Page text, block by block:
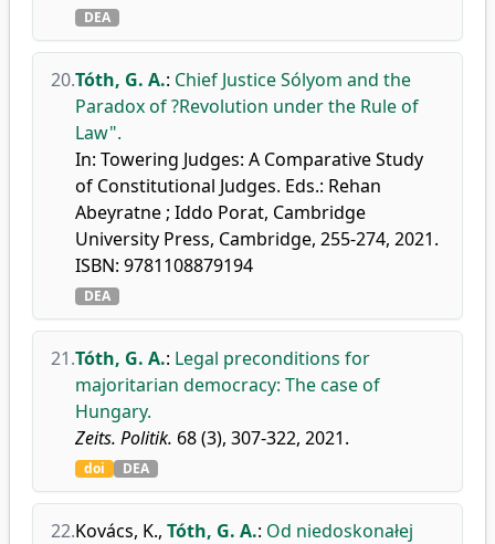
DEA
20.Tóth, G. A.: Chief Justice Sólyom and the
Paradox of ?Revolution under the Rule of
Law".
In: Towering Judges: A Comparative Study
of Constitutional Judges. Eds.: Rehan
Abeyratne ; Iddo Porat, Cambridge
University Press, Cambridge, 255-274, 2021.
ISBN: 9781108879194
DEA
21.Tóth, G. A.: Legal preconditions for
majoritarian democracy: The case of
Hungary.
Zeits. Politik. 68 (3), 307-322, 2021.
doi DEA
22.Kovács, K., Tóth, G. A.: Od niedoskonałej